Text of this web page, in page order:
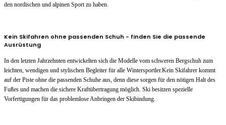
den nordischen und alpinen Sport zu haben.
Kein Skifahren ohne passenden Schuh - finden Sie die passende
Ausrüstung
In den letzten Jahrzehnten entwickelten sich die Modelle vom schweren Bergschuh zum
leichten, wendigen und stylischen Begleiter für alle Wintersportler.Kein Skifahrer kommt
auf der Piste ohne die passenden Schuhe aus, denn diese sorgen für den nötigen Halt des
Fußes und machen die sichere Kraftübertragung möglich. Ski besitzen spezielle
Vorfertigungen für das problemlose Anbringen der Skibindung.